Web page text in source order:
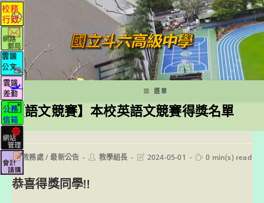
跳
轉
至
主
要
內
容
選單
【語文競賽】本校英語文競賽得獎名單
Post
category:
教務處/ 最新公告
Post教學組長
Post2024-05-01
Reading
0 min(s) read
恭喜得獎同學!!